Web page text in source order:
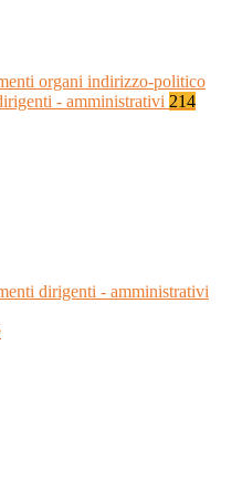
organi indirizzo-politico
- amministrativi 214
dirigenti - amministrativi